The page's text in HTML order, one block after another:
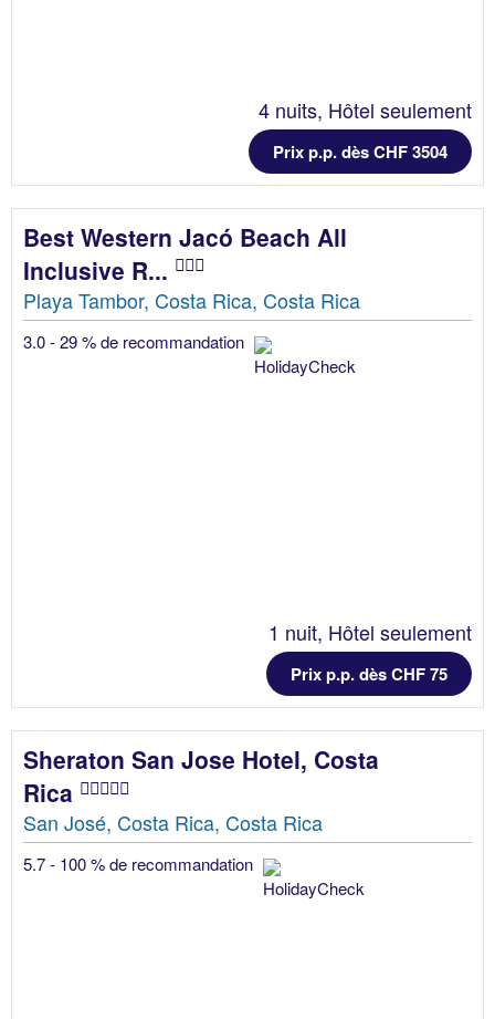
4 nuits, Hôtel seulement
Prix p.p. dès CHF 3504
Best Western Jacó Beach All
Inclusive R...
Playa Tambor, Costa Rica, Costa Rica
3.0 - 29 % de recommandation
1 nuit, Hôtel seulement
Prix p.p. dès CHF 75
Sheraton San Jose Hotel, Costa
Rica
San José, Costa Rica, Costa Rica
5.7 - 100 % de recommandation